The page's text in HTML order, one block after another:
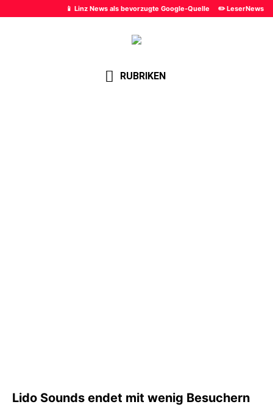
📱 Linz News als bevorzugte Google-Quelle ✏️ LeserNews
RUBRIKEN
Lido Sounds endet mit wenig Besuchern